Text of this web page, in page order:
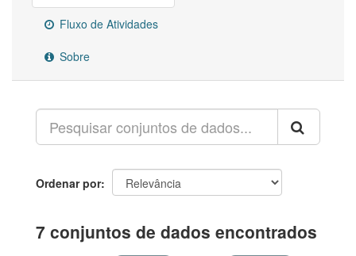
Fluxo de Atividades
Sobre
Ordenar por
7 conjuntos de dados encontrados